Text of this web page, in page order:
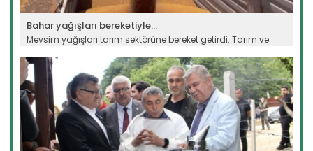
Bahar yağışları bereketiyle...
Mevsim yağışları tarım sektörüne bereket getirdi. Tarım ve
Devamını Oku ->